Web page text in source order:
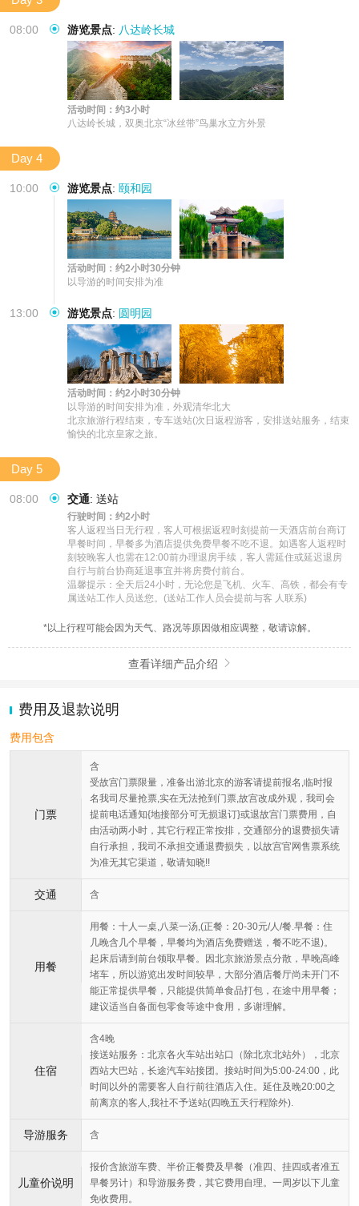
08:00 游览景点: 八达岭长城
活动时间：约3小时
八达岭长城，双奥北京“冰丝带”鸟巢水立方外景
Day 4
10:00 游览景点: 颐和园
活动时间：约2小时30分钟
以导游的时间安排为准
13:00 游览景点: 圆明园
活动时间：约2小时30分钟
以导游的时间安排为准，外观清华北大
北京旅游行程结束，专车送站(次日返程游客，安排送站服务，结束
愉快的北京皇家之旅。
Day 5
08:00 交通: 送站
行驶时间：约2小时
客人返程当日无行程，客人可根据返程时刻提前一天酒店前台商订
早餐时间，早餐多为酒店提供免费早餐不吃不退。如遇客人返程时
刻较晚客人也需在12:00前办理退房手续，客人需延住或延迟退房
自行与前台协商延退事宜并将房费付前台。
温馨提示：全天后24小时，无论您是飞机、火车、高铁，都会有专
属送站工作人员送您。(送站工作人员会提前与客 人联系)
*以上行程可能会因为天气、路况等原因做相应调整，敬请谅解。
查看详细产品介绍 
费用及退款说明
费用包含
门票
含
受故宫门票限量，准备出游北京的游客请提前报名,临时报
名我司尽量抢票,实在无法抢到门票,故宫改成外观，我司会
提前电话通知{地接部分可无损退订}或退故宫门票费用，自
由活动两小时，其它行程正常按排，交通部分的退费损失请
自行承担，我司不承担交通退费损失，以故宫官网售票系统
为准无其它渠道，敬请知晓!!
交通 含
用餐
用餐：十人一桌,八菜一汤,(正餐：20-30元/人/餐.早餐：住
几晚含几个早餐，早餐均为酒店免费赠送，餐不吃不退)。
起床后请到前台领取早餐。因北京旅游景点分散，早晚高峰
堵车，所以游览出发时间较早，大部分酒店餐厅尚未开门不
能正常提供早餐，只能提供简单食品打包，在途中用早餐；
建议适当自备面包零食等途中食用，多谢理解。
住宿
含4晚
接送站服务：北京各火车站出站口（除北京北站外），北京
西站大巴站，长途汽车站接团。接站时间为5:00-24:00，此
时间以外的需要客人自行前往酒店入住。延住及晚20:00之
前离京的客人,我社不予送站(四晚五天行程除外).
导游服务 含
儿童价说明
报价含旅游车费、半价正餐费及早餐（准四、挂四或者准五
早餐另计）和导游服务费，其它费用自理。一周岁以下儿童
免收费用。